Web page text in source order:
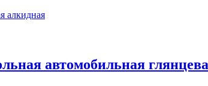
автомобильная